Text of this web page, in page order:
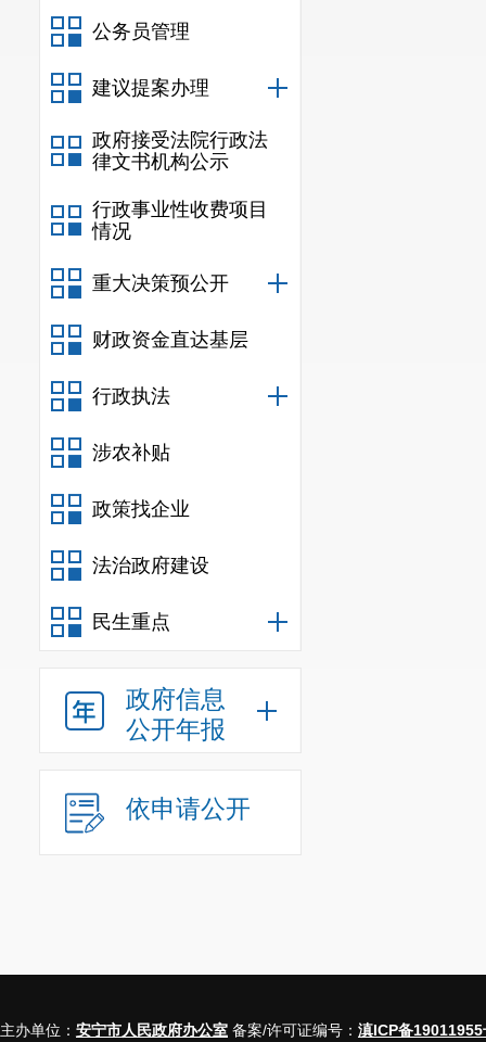
公务员管理
建议提案办理
政府接受法院行政法
律文书机构公示
行政事业性收费项目
情况
重大决策预公开
财政资金直达基层
行政执法
涉农补贴
政策找企业
法治政府建设
民生重点
政府信息
公开年报
依申请公开
主办单位： 安宁市人民政府办公室 备案/许可证编号： 滇ICP备